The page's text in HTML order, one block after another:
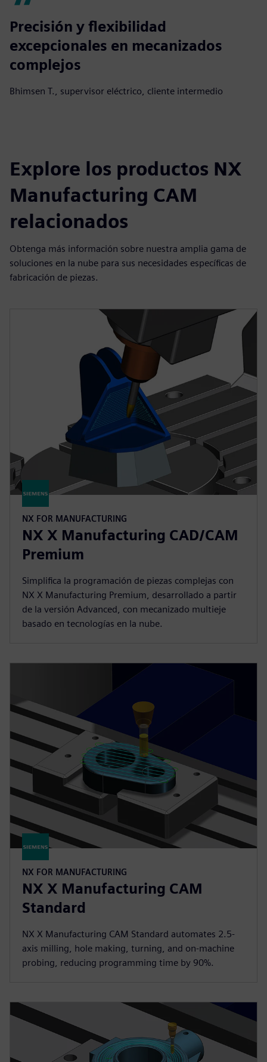
Precisión y flexibilidad
excepcionales en mecanizados
complejos
Bhimsen T., supervisor eléctrico, cliente intermedio
Explore los productos NX
Manufacturing CAM
relacionados
Obtenga más información sobre nuestra amplia gama de
soluciones en la nube para sus necesidades específicas de
fabricación de piezas.
NX FOR MANUFACTURING
NX X Manufacturing CAD/CAM
Premium
Simplifica la programación de piezas complejas con
NX X Manufacturing Premium, desarrollado a partir
de la versión Advanced, con mecanizado multieje
basado en tecnologías en la nube.
NX FOR MANUFACTURING
NX X Manufacturing CAM
Standard
NX X Manufacturing CAM Standard automates 2.5-
axis milling, hole making, turning, and on-machine
probing, reducing programming time by 90%.